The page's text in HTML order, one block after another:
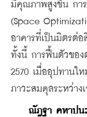
มีคุณภาพสูงขึ้น การ
(Space
อาคารที่เป็นมิตรต่
ทั้งนี้ การฟื้นตัวของ
2570 เมื่ออุปทานใ
ภาวะสมดุลระหว่าง
ณัฎฐา คหาปน